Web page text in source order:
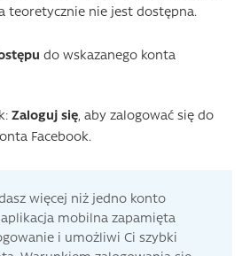
teoretycznie nie jest dostępna.
do wskazanego konta
Zaloguj się, aby zalogować się do
Facebook.
więcej niż jedno konto
aplikacja mobilna zapamięta
i umożliwi Ci szybki